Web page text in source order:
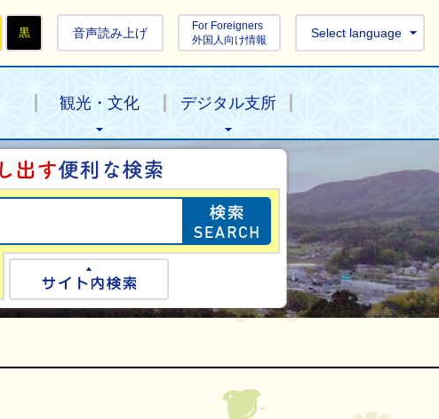
黒 音声読み上げ
For Foreigners
外国人向け情報
Select language
観光・文化 デジタル支所
目的の情報を探
Google検索